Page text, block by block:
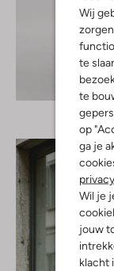
Wij
te
te
op
ga je
Wil je
jouw
klacht